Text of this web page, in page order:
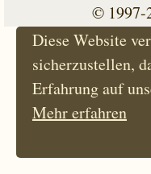
© 1997-
Diese Website
sicherzustellen,
Erfahrung auf
Mehr erfahren